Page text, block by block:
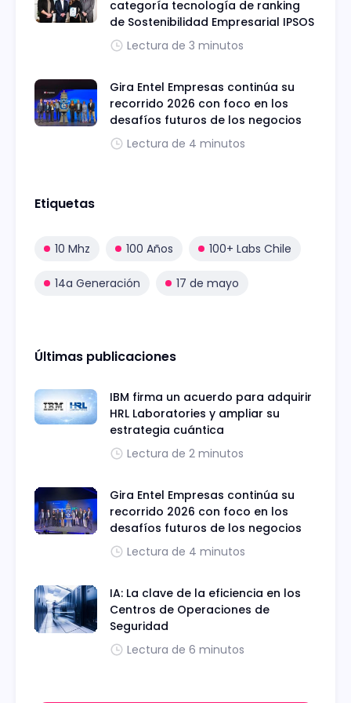
categoría tecnología de ranking
de Sostenibilidad Empresarial IPSOS
Lectura de 3 minutos
Gira Entel Empresas continúa su
recorrido 2026 con foco en los
desafíos futuros de los negocios
Lectura de 4 minutos
Etiquetas
10 Mhz 100 Años 100+ Labs Chile
14a Generación 17 de mayo
Últimas publicaciones
IBM firma un acuerdo para adquirir
HRL Laboratories y ampliar su
estrategia cuántica
Lectura de 2 minutos
Gira Entel Empresas continúa su
recorrido 2026 con foco en los
desafíos futuros de los negocios
Lectura de 4 minutos
IA: La clave de la eficiencia en los
Centros de Operaciones de
Seguridad
Lectura de 6 minutos